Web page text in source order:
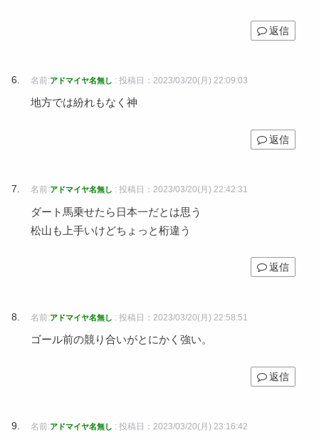
返信
名前:アドマイヤ名無し : 投稿日：2023/03/20(月) 22:09:03
地方では紛れもなく神
返信
名前:アドマイヤ名無し : 投稿日：2023/03/20(月) 22:42:31
ダート馬乗せたら日本一だとは思う
松山も上手いけどちょっと桁違う
返信
名前:アドマイヤ名無し : 投稿日：2023/03/20(月) 22:58:51
ゴール前の競り合いがとにかく強い。
返信
名前:アドマイヤ名無し : 投稿日：2023/03/20(月) 23:16:42